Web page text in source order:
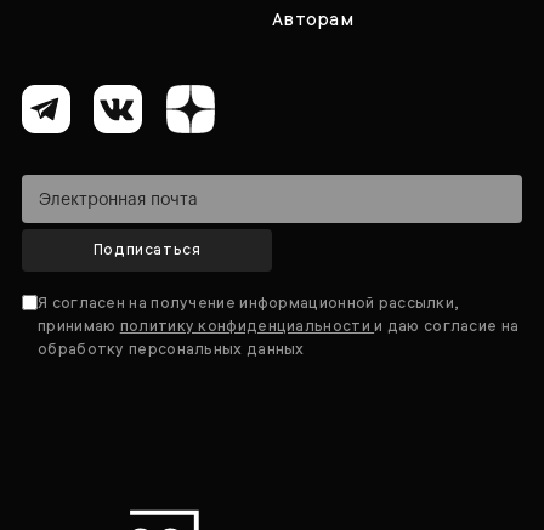
Авторам
Подписаться
Я согласен на получение информационной рассылки,
принимаю политику конфиденциальностии даю согласие на
обработку персональных данных